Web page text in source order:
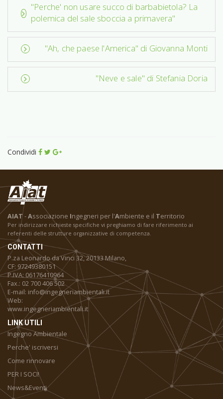
"Perche' non usare succo di barbabietola? La
polemica del sale sboccia a primavera"
"Ah, che paese l'America" di Giovanna Monti
"Neve e sale" di Stefania Doria
Condividi
AIAT-Associazione Ingegneri per l'Ambiente e il Territorio
Per indirizzare richieste specifiche vi preghiamo di fare riferimento ai
referenti delle strutture organizzative di competenza.
CONTATTI
P.za Leonardo da Vinci 32, 20133 Milano,
CF: 97249380151
P.IVA: 06176410964
Fax.: 02 700 406 502
E-mail: info@ingegneriambientali.it
Web:
www.ingegneriambientali.it
LINK UTILI
Ingegno Ambientale
Perche' iscriversi
Come rinnovare
PER I SOCI!
News&Eventi